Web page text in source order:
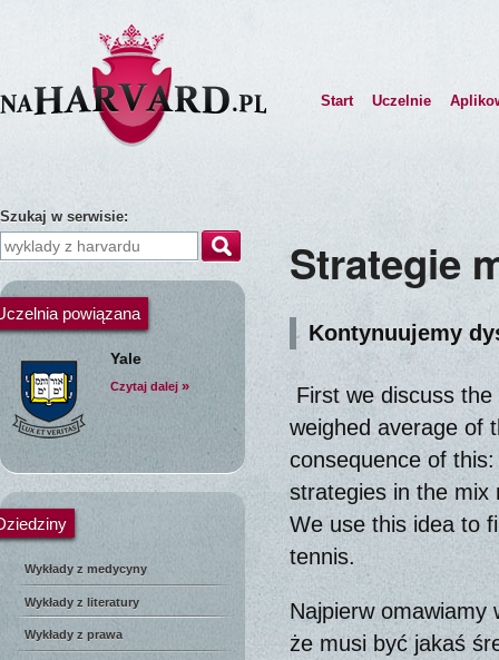
Start Uczelnie
Szukaj w serwisie:
powiązana
Yale
Czytaj dalej »
Wykłady z medycyny
Wykłady z literatury
Wykłady z prawa
Strategie
Kontynuujemy
First we discuss
weighed average of
consequence of
strategies in the mix
We use this idea to
tennis.
Najpierw omawiamy
że musi być jakaś